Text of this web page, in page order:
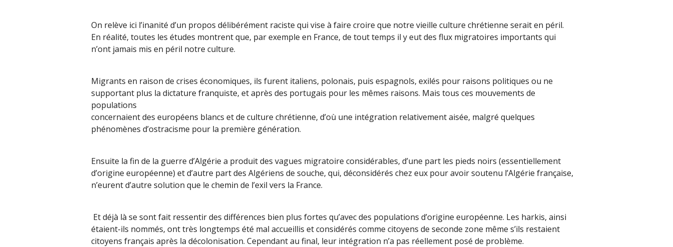
On relève ici l’inanité d’un propos délibérément raciste qui vise à faire croire que notre vieille culture chrétienne serait en péril.
En réalité, toutes les études montrent que, par exemple en France, de tout temps il y eut des flux migratoires importants qui
n’ont jamais mis en péril notre culture.
Migrants en raison de crises économiques, ils furent italiens, polonais, puis espagnols, exilés pour raisons politiques ou ne
supportant plus la dictature franquiste, et après des portugais pour les mêmes raisons. Mais tous ces mouvements de
populations
concernaient des européens blancs et de culture chrétienne, d’où une intégration relativement aisée, malgré quelques
phénomènes d’ostracisme pour la première génération.
Ensuite la fin de la guerre d’Algérie a produit des vagues migratoire considérables, d’une part les pieds noirs (essentiellement
d’origine européenne) et d’autre part des Algériens de souche, qui, déconsidérés chez eux pour avoir soutenu l’Algérie française,
n’eurent d’autre solution que le chemin de l’exil vers la France.
Et déjà là se sont fait ressentir des différences bien plus fortes qu’avec des populations d’origine européenne. Les harkis, ainsi
étaient-ils nommés, ont très longtemps été mal accueillis et considérés comme citoyens de seconde zone même s’ils restaient
citoyens français après la décolonisation. Cependant au final, leur intégration n’a pas réellement posé de problème.